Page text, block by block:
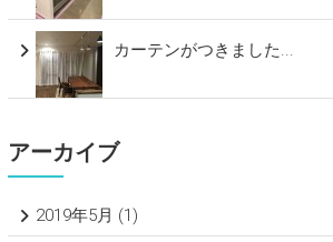
カーテンがつきました...
アーカイブ
2019年5月 (1)